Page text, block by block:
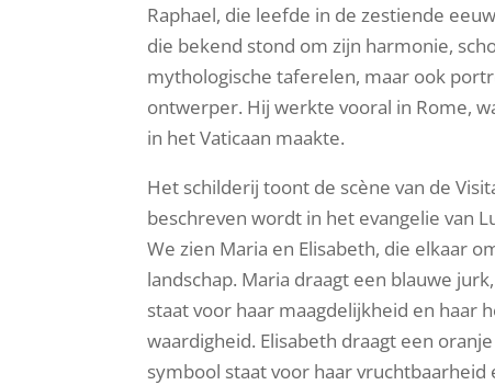
Raphael, die leefde in de zestiende
die bekend stond om zijn harmonie,
mythologische taferelen, maar ook
ontwerper. Hij werkte vooral in Rome,
in het Vaticaan maakte.
Het schilderij toont de scène van de
beschreven wordt in het evangelie van
We zien Maria en Elisabeth, die elkaar
landschap. Maria draagt een blauwe
staat voor haar maagdelijkheid en haar
waardigheid. Elisabeth draagt een
symbool staat voor haar vruchtbaarheid